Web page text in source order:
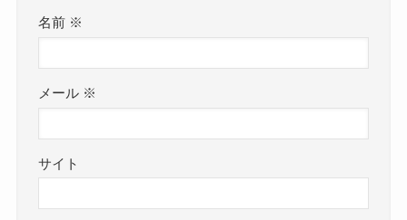
名前 ※
メール ※
サイト